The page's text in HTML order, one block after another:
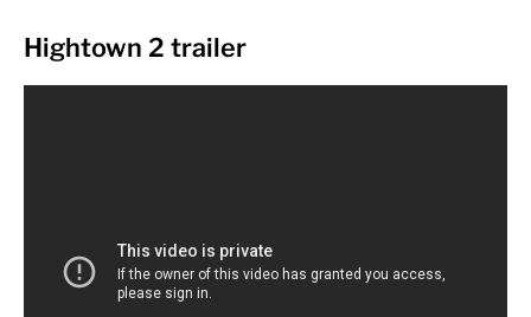
Hightown 2 trailer